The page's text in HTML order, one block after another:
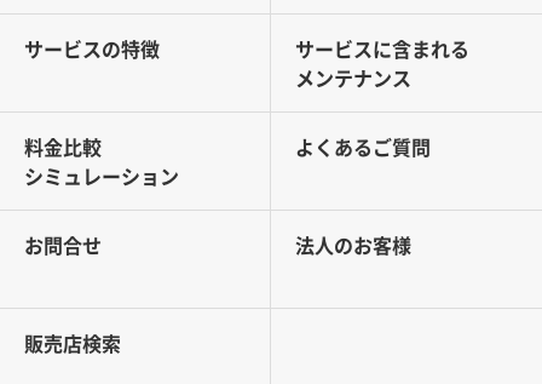
サービスの特徴
サービスに含まれる
メンテナンス
料金比較
シミュレーション
よくあるご質問
お問合せ 法人のお客様
販売店検索